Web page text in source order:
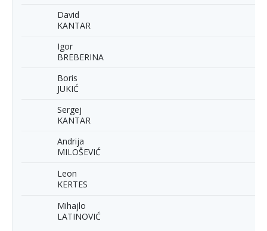
David
KANTAR
Igor
BREBERINA
Boris
JUKIĆ
Sergej
KANTAR
Andrija
MILOŠEVIĆ
Leon
KERTES
Mihajlo
LATINOVIĆ